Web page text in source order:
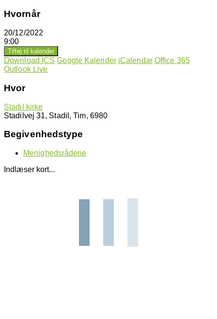
Hvornår
20/12/2022
9:00
Tilføj til kalender
Download ICS Google Kalender iCalendar Office 365
Outlook Live
Hvor
Stadil kirke
Stadilvej 31, Stadil, Tim, 6980
Begivenhedstype
Menighedsrådene
Indlæser kort...